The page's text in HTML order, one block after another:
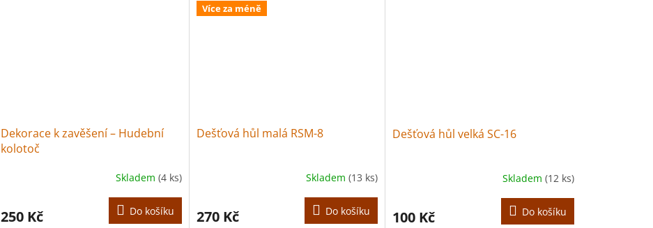
Dekorace k zavěšení – Hudební
kolotoč
Skladem (4 ks)
250 Kč Do košíku
Více za méně
Dešťová hůl malá RSM-8
Skladem (13 ks)
270 Kč Do košíku
Dešťová hůl velká SC-16
Skladem (12 ks)
100 Kč Do košíku